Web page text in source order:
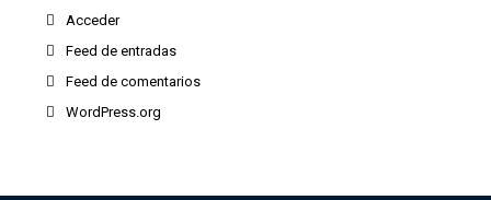
Acceder
Feed de entradas
Feed de comentarios
WordPress.org